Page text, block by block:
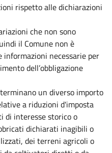
rispetto alle dichiarazioni
che non sono
il Comune non è
informazioni necessarie per
dell’obbligazione
un diverso importo
a riduzioni d'imposta
di interesse storico o
dichiarati inagibili o
dei terreni agricoli o